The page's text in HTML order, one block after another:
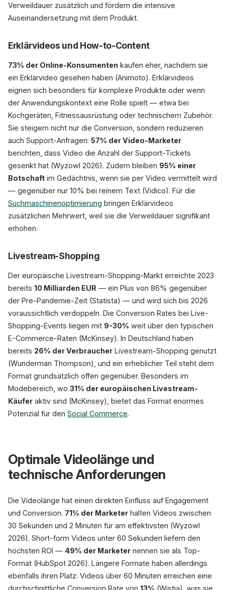
Verweildauer zusätzlich und fördern die intensive
Auseinandersetzung mit dem Produkt.
Erklärvideos und How-to-Content
73% der Online-Konsumenten kaufen eher, nachdem sie
ein Erklärvideo gesehen haben (Animoto). Erklärvideos
eignen sich besonders für komplexe Produkte oder wenn
der Anwendungskontext eine Rolle spielt — etwa bei
Kochgeräten, Fitnessausrüstung oder technischem Zubehör.
Sie steigern nicht nur die Conversion, sondern reduzieren
auch Support-Anfragen: 57% der Video-Marketer
berichten, dass Video die Anzahl der Support-Tickets
gesenkt hat (Wyzowl 2026). Zudem bleiben 95% einer
Botschaft im Gedächtnis, wenn sie per Video vermittelt wird
— gegenüber nur 10% bei reinem Text (Vidico). Für die
Suchmaschinenoptimierung bringen Erklärvideos
zusätzlichen Mehrwert, weil sie die Verweildauer signifikant
erhöhen.
Livestream-Shopping
Der europäische Livestream-Shopping-Markt erreichte 2023
bereits 10 Milliarden EUR — ein Plus von 86% gegenüber
der Pre-Pandemie-Zeit (Statista) — und wird sich bis 2026
voraussichtlich verdoppeln. Die Conversion Rates bei Live-
Shopping-Events liegen mit 9-30% weit über den typischen
E-Commerce-Raten (McKinsey). In Deutschland haben
bereits 26% der Verbraucher Livestream-Shopping genutzt
(Wunderman Thompson), und ein erheblicher Teil steht dem
Format grundsätzlich offen gegenüber. Besonders im
Modebereich, wo 31% der europäischen Livestream-
Käufer aktiv sind (McKinsey), bietet das Format enormes
Potenzial für den Social Commerce.
Optimale Videolänge und
technische Anforderungen
Die Videolänge hat einen direkten Einfluss auf Engagement
und Conversion. 71% der Marketer halten Videos zwischen
30 Sekunden und 2 Minuten für am effektivsten (Wyzowl
2026). Short-form Videos unter 60 Sekunden liefern den
höchsten ROI — 49% der Marketer nennen sie als Top-
Format (HubSpot 2026). Längere Formate haben allerdings
ebenfalls ihren Platz: Videos über 60 Minuten erreichen eine
durchschnittliche Conversion Rate von 13% (Wistia), was sie